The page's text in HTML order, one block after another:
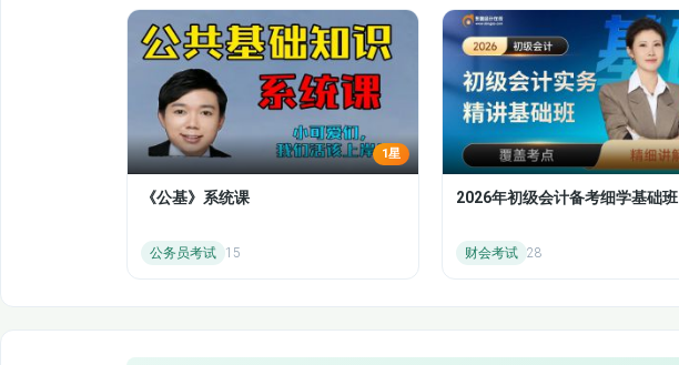
1星
《公基》系统课
公务员考试 15
2026年初级会计备考细学基础班
财会考试 28